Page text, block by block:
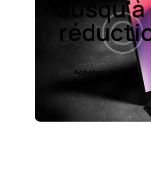
Achetez